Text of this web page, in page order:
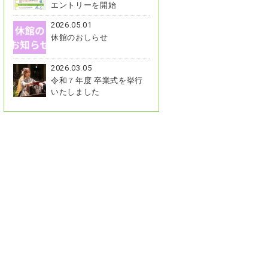
エントリーを開始
2026.05.01
休館のおしらせ
2026.03.05
令和７年度 卒業式を挙行
いたしました